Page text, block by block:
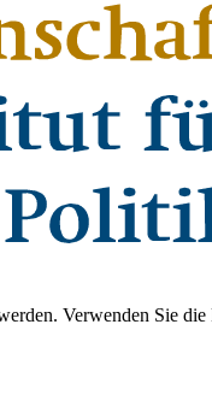
Verwenden Sie